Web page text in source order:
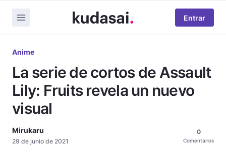
Entrar
Anime
La serie de cortos de Assault
Lily: Fruits revela un nuevo
visual
Mirukaru
29 de junio de 2021
0
Comentarios